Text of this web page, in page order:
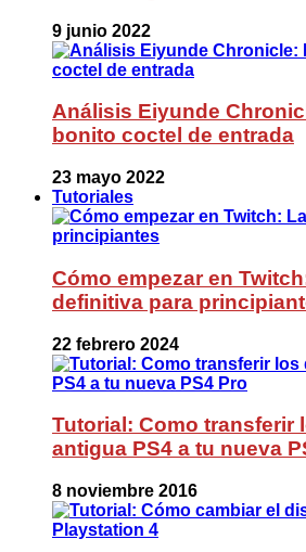
9 junio 2022
Análisis Eiyunde
bonito coctel de entrada
23 mayo 2022
Tutoriales
Cómo empezar en
definitiva para
22 febrero 2024
Tutorial: Como transferir
antigua PS4 a tu nueva
8 noviembre 2016